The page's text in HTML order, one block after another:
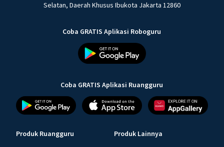
Selatan, Daerah Khusus Ibukota Jakarta 12860
Coba GRATIS Aplikasi Roboguru
Coba GRATIS Aplikasi Ruangguru
Produk Ruangguru Produk Lainnya